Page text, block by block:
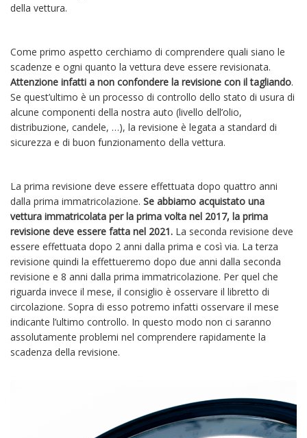
della vettura.
Come primo aspetto cerchiamo di comprendere quali siano le
scadenze e ogni quanto la vettura deve essere revisionata.
Attenzione infatti a non confondere la revisione con il tagliando.
Se quest’ultimo è un processo di controllo dello stato di usura di
alcune componenti della nostra auto (livello dell’olio,
distribuzione, candele, …), la revisione è legata a standard di
sicurezza e di buon funzionamento della vettura.
La prima revisione deve essere effettuata dopo quattro anni
dalla prima immatricolazione. Se abbiamo acquistato una
vettura immatricolata per la prima volta nel 2017, la prima
revisione deve essere fatta nel 2021. La seconda revisione deve
essere effettuata dopo 2 anni dalla prima e così via. La terza
revisione quindi la effettueremo dopo due anni dalla seconda
revisione e 8 anni dalla prima immatricolazione. Per quel che
riguarda invece il mese, il consiglio è osservare il libretto di
circolazione. Sopra di esso potremo infatti osservare il mese
indicante l’ultimo controllo. In questo modo non ci saranno
assolutamente problemi nel comprendere rapidamente la
scadenza della revisione.